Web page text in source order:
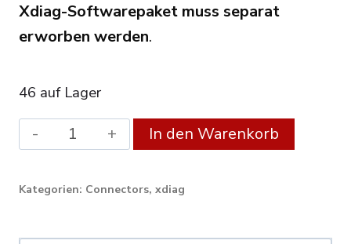
Xdiag-Softwarepaket muss separat
erworben werden.
46 auf Lager
Launch
DBScar
VII
In den Warenkorb
Kategorien: Connectors, xdiag